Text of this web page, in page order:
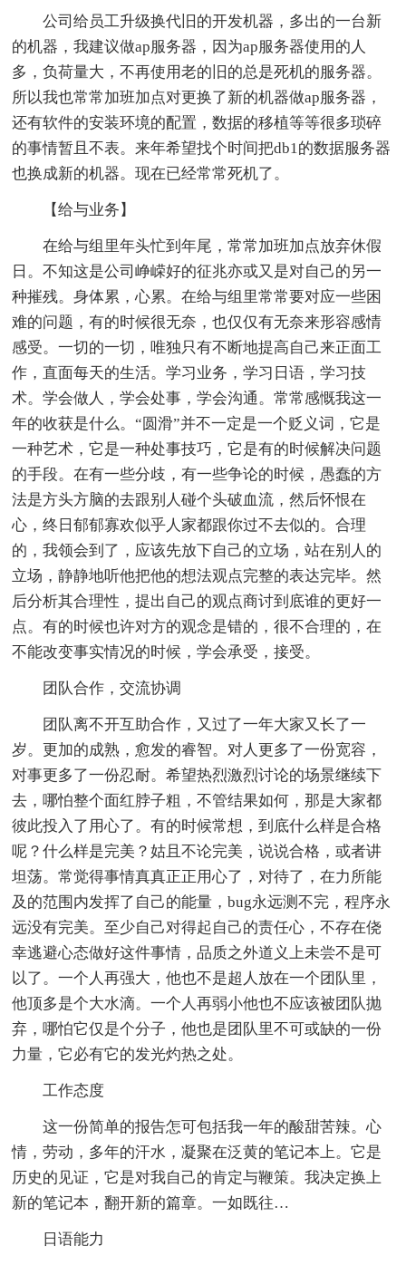
公司给员工升级换代旧的开发机器，多出的一台新
的机器，我建议做ap服务器，因为ap服务器使用的人
多，负荷量大，不再使用老的旧的总是死机的服务器。
所以我也常常加班加点对更换了新的机器做ap服务器，
还有软件的安装环境的配置，数据的移植等等很多琐碎
的事情暂且不表。来年希望找个时间把db1的数据服务器
也换成新的机器。现在已经常常死机了。
【给与业务】
在给与组里年头忙到年尾，常常加班加点放弃休假
日。不知这是公司峥嵘好的征兆亦或又是对自己的另一
种摧残。身体累，心累。在给与组里常常要对应一些困
难的问题，有的时候很无奈，也仅仅有无奈来形容感情
感受。一切的一切，唯独只有不断地提高自己来正面工
作，直面每天的生活。学习业务，学习日语，学习技
术。学会做人，学会处事，学会沟通。常常感慨我这一
年的收获是什么。“圆滑”并不一定是一个贬义词，它是
一种艺术，它是一种处事技巧，它是有的时候解决问题
的手段。在有一些分歧，有一些争论的时候，愚蠢的方
法是方头方脑的去跟别人碰个头破血流，然后怀恨在
心，终日郁郁寡欢似乎人家都跟你过不去似的。合理
的，我领会到了，应该先放下自己的立场，站在别人的
立场，静静地听他把他的想法观点完整的表达完毕。然
后分析其合理性，提出自己的观点商讨到底谁的更好一
点。有的时候也许对方的观念是错的，很不合理的，在
不能改变事实情况的时候，学会承受，接受。
团队合作，交流协调
团队离不开互助合作，又过了一年大家又长了一
岁。更加的成熟，愈发的睿智。对人更多了一份宽容，
对事更多了一份忍耐。希望热烈激烈讨论的场景继续下
去，哪怕整个面红脖子粗，不管结果如何，那是大家都
彼此投入了用心了。有的时候常想，到底什么样是合格
呢？什么样是完美？姑且不论完美，说说合格，或者讲
坦荡。常觉得事情真真正正用心了，对待了，在力所能
及的范围内发挥了自己的能量，bug永远测不完，程序永
远没有完美。至少自己对得起自己的责任心，不存在侥
幸逃避心态做好这件事情，品质之外道义上未尝不是可
以了。一个人再强大，他也不是超人放在一个团队里，
他顶多是个大水滴。一个人再弱小他也不应该被团队抛
弃，哪怕它仅是个分子，他也是团队里不可或缺的一份
力量，它必有它的发光灼热之处。
工作态度
这一份简单的报告怎可包括我一年的酸甜苦辣。心
情，劳动，多年的汗水，凝聚在泛黄的笔记本上。它是
历史的见证，它是对我自己的肯定与鞭策。我决定换上
新的笔记本，翻开新的篇章。一如既往…
日语能力